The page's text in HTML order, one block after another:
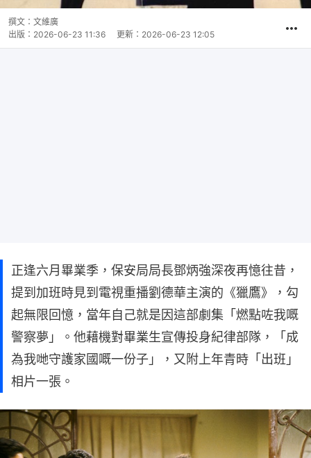
撰文： 文維廣
出版： 2026-06-23 11:36 更新： 2026-06-23 12:05
正逢六月畢業季，保安局局長鄧炳強深夜再憶往昔，
提到加班時見到電視重播劉德華主演的《獵鷹》，勾
起無限回憶，當年自己就是因這部劇集「燃點咗我嘅
警察夢」。他藉機對畢業生宣傳投身紀律部隊，「成
為我哋守護家國嘅一份子」，又附上年青時「出班」
相片一張。